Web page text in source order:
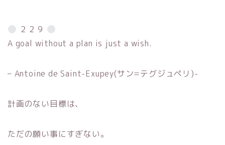
２２９
A goal without a plan is just a wish.
– Antoine de Saint-Exupey(サン=テグジュペリ)-
計画のない目標は、
ただの願い事にすぎない。